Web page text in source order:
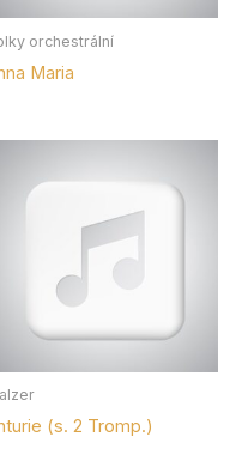
orchestrální
Maria
(s. 2 Tromp.)